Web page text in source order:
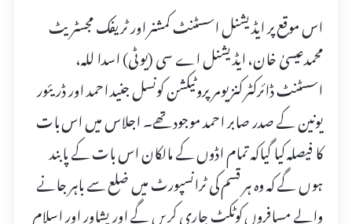
اس موقع پر ایڈیشنل اسسٹنٹ کمشنر اور ٹریفک مجسٹریٹ
محمدعیسیٰ خان، ایڈیشنل اے سی (یو ٹی) اسدا للہ،
اسسٹنٹ ڈائرکٹر کنزیومر پروٹیکشن کونسل جنید احمد اور ڈریئور
یونین کے صدر صابر احمد موجود تھے۔ اجلاس میں اس بات
کا فیصلہ کیا گیاکہ تمام اڈوں کے مالکان اس بات کے پابند
ہوں گے کہ وہ ہر قسم کی ٹرانسپورٹ میں ضلع سے باہر جانے
والے مسافروں کوٹکٹ جاری کریں گے اور پشاور اور اسلام